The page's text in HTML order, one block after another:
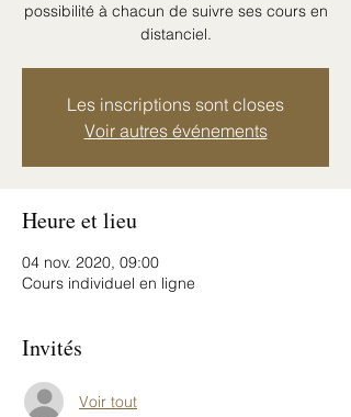
possibilité à chacun de suivre ses cours en
Les inscriptions sont closes
Voir autres événements
Heure et lieu
04 nov. 2020, 09:00
Cours individuel en ligne
Invités
Voir tout